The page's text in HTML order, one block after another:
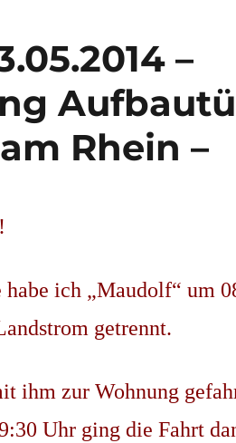
–
Rhein –
habe ich „Maudolf“ um
getrennt.
ihm zur Wohnung
Uhr ging die Fahrt